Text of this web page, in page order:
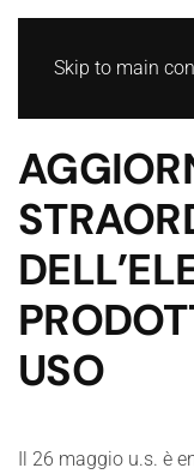
Skip to main
USO
Il 26 maggio u.s. è